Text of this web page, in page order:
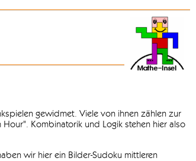
gewidmet. Viele von ihnen zählen zur
Kombinatorik und Logik stehen hier also
wir hier ein Bilder-Sudoku mittleren